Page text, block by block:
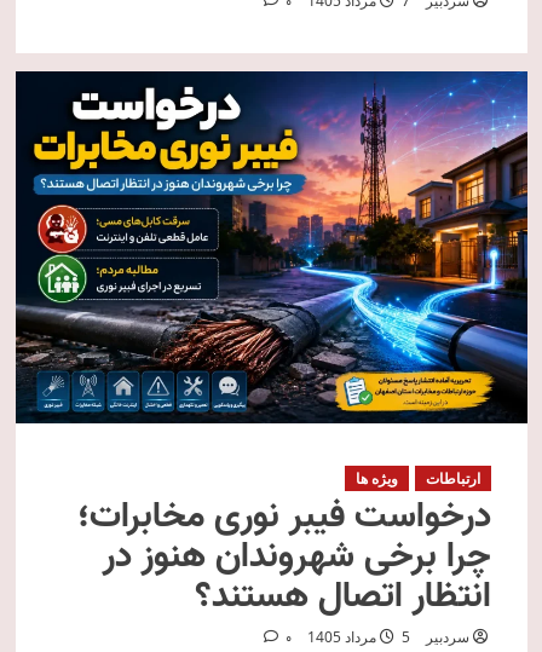
ارتباطات ویژه ها
درخواست فیبر نوری مخابرات؛
چرا برخی شهروندان هنوز در
انتظار اتصال هستند؟
سردبیر 5 مرداد 1405 0